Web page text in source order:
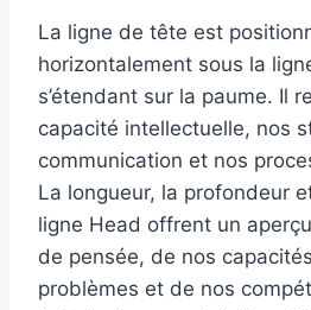
La ligne de tête est
horizontalement sous la
s’étendant sur la paume. Il
capacité intellectuelle, nos
communication et nos
La longueur, la profondeur
ligne Head offrent un
de pensée, de nos
problèmes et de nos